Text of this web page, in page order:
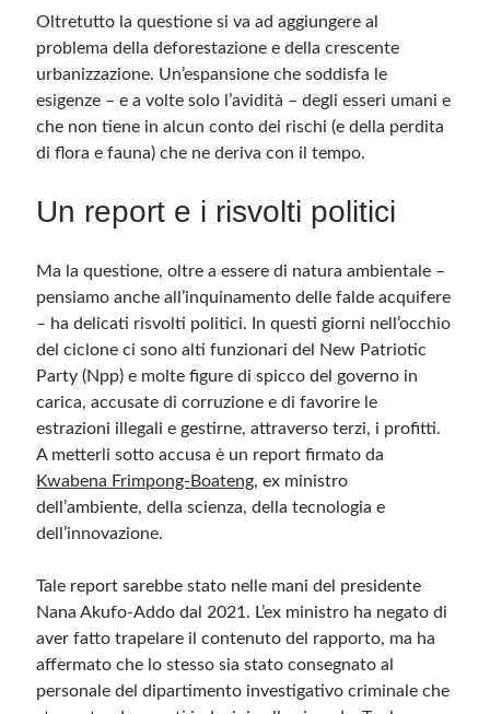
Oltretutto la questione si va ad aggiungere al
problema della deforestazione e della crescente
urbanizzazione. Un’espansione che soddisfa le
esigenze – e a volte solo l’avidità – degli esseri umani e
che non tiene in alcun conto dei rischi (e della perdita
di flora e fauna) che ne deriva con il tempo.
Un report e i risvolti politici
Ma la questione, oltre a essere di natura ambientale –
pensiamo anche all’inquinamento delle falde acquifere
– ha delicati risvolti politici. In questi giorni nell’occhio
del ciclone ci sono alti funzionari del New Patriotic
Party (Npp) e molte figure di spicco del governo in
carica, accusate di corruzione e di favorire le
estrazioni illegali e gestirne, attraverso terzi, i profitti.
A metterli sotto accusa è un report firmato da
Kwabena Frimpong-Boateng, ex ministro
dell’ambiente, della scienza, della tecnologia e
dell’innovazione.
Tale report sarebbe stato nelle mani del presidente
Nana Akufo-Addo dal 2021. L’ex ministro ha negato di
aver fatto trapelare il contenuto del rapporto, ma ha
affermato che lo stesso sia stato consegnato al
personale del dipartimento investigativo criminale che